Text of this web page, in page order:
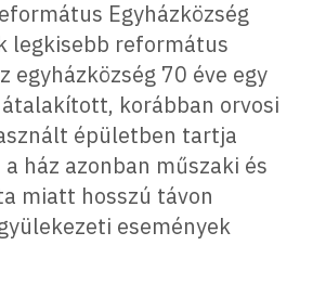
Egyházközség
legkisebb református
egyházközség 70 éve egy
korábban orvosi
épületben tartja
ház azonban műszaki és
miatt hosszú távon
események